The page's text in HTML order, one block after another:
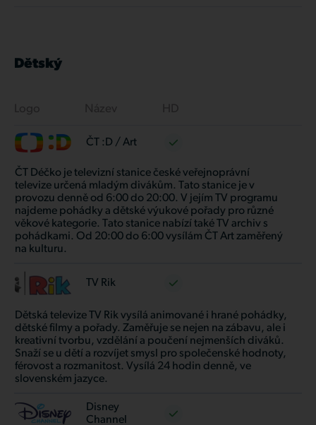
Dětský
ČT :D / Art
ČT Déčko je televizní stanice české veřejnoprávní
televize určená mladým divákům. Tato stanice je v
provozu denně od 6:00 do 20:00. V jejím TV programu
najdeme pohádky a dětské výukové pořady pro různé
věkové kategorie. Tato stanice nabízí také TV archiv s
pohádkami. Od 20:00 do 6:00 vysílám ČT Art zaměřený
na kulturu.
TV Rik
Dětská televize TV Rik vysílá animované i hrané pohádky,
dětské filmy a pořady. Zaměřuje se nejen na zábavu, ale i
kreativní tvorbu, vzdělání a poučení nejmenších diváků.
Snaží se u dětí a rozvíjet smysl pro společenské hodnoty,
férovost a rozmanitost. Vysílá 24 hodin denně, ve
slovenském jazyce.
Disney
Channel